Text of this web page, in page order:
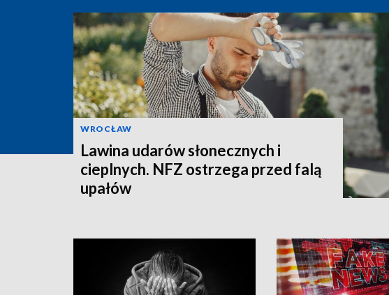
WROCŁAW
Lawina udarów słonecznych i
cieplnych. NFZ ostrzega przed falą
upałów